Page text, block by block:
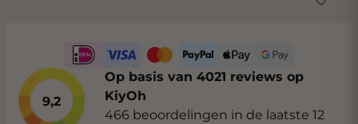
9,2
Op basis van 4021 reviews op
KiyOh
466 beoordelingen in de laatste 12